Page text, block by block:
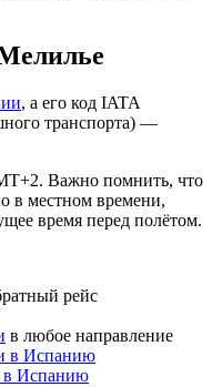
, а его код IATA
транспорта) —
Важно помнить, что
в местном времени,
время перед полётом.
рейс
в любое направление
в Испанию
в Испанию